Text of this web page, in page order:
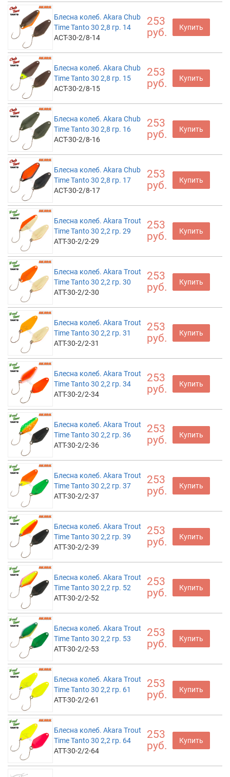
Блесна колеб. Akara Chub
Time Tanto 30 2,8 гр. 14
ACT-30-2/8-14
253
руб.
Купить
Блесна колеб. Akara Chub
Time Tanto 30 2,8 гр. 15
ACT-30-2/8-15
253
руб.
Купить
Блесна колеб. Akara Chub
Time Tanto 30 2,8 гр. 16
ACT-30-2/8-16
253
руб.
Купить
Блесна колеб. Akara Chub
Time Tanto 30 2,8 гр. 17
ACT-30-2/8-17
253
руб.
Купить
Блесна колеб. Akara Trout
Time Tanto 30 2,2 гр. 29
ATT-30-2/2-29
253
руб.
Купить
Блесна колеб. Akara Trout
Time Tanto 30 2,2 гр. 30
ATT-30-2/2-30
253
руб.
Купить
Блесна колеб. Akara Trout
Time Tanto 30 2,2 гр. 31
ATT-30-2/2-31
253
руб.
Купить
Блесна колеб. Akara Trout
Time Tanto 30 2,2 гр. 34
ATT-30-2/2-34
253
руб.
Купить
Блесна колеб. Akara Trout
Time Tanto 30 2,2 гр. 36
ATT-30-2/2-36
253
руб.
Купить
Блесна колеб. Akara Trout
Time Tanto 30 2,2 гр. 37
ATT-30-2/2-37
253
руб.
Купить
Блесна колеб. Akara Trout
Time Tanto 30 2,2 гр. 39
ATT-30-2/2-39
253
руб.
Купить
Блесна колеб. Akara Trout
Time Tanto 30 2,2 гр. 52
ATT-30-2/2-52
253
руб.
Купить
Блесна колеб. Akara Trout
Time Tanto 30 2,2 гр. 53
ATT-30-2/2-53
253
руб.
Купить
Блесна колеб. Akara Trout
Time Tanto 30 2,2 гр. 61
ATT-30-2/2-61
253
руб.
Купить
Блесна колеб. Akara Trout
Time Tanto 30 2,2 гр. 64
ATT-30-2/2-64
253
руб.
Купить